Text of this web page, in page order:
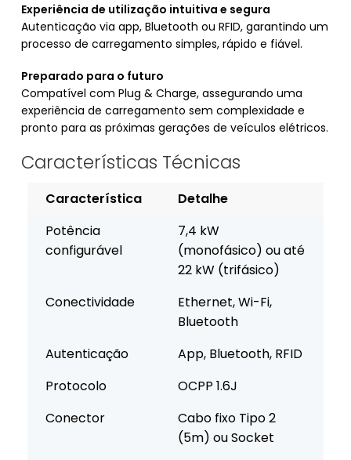
Experiência de utilização intuitiva e segura
Autenticação via app, Bluetooth ou RFID, garantindo um
processo de carregamento simples, rápido e fiável.
Preparado para o futuro
Compatível com Plug & Charge, assegurando uma
experiência de carregamento sem complexidade e
pronto para as próximas gerações de veículos elétricos.
Características Técnicas
Característica
Detalhe
Potência
configurável
7,4 kW
(monofásico) ou até
22 kW (trifásico)
Conectividade
Ethernet, Wi-Fi,
Bluetooth
Autenticação
App, Bluetooth, RFID
Protocolo
OCPP 1.6J
Conector
Cabo fixo Tipo 2
(5m) ou Socket